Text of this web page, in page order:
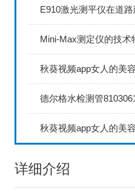
E910激光测平仪在道
详细介绍